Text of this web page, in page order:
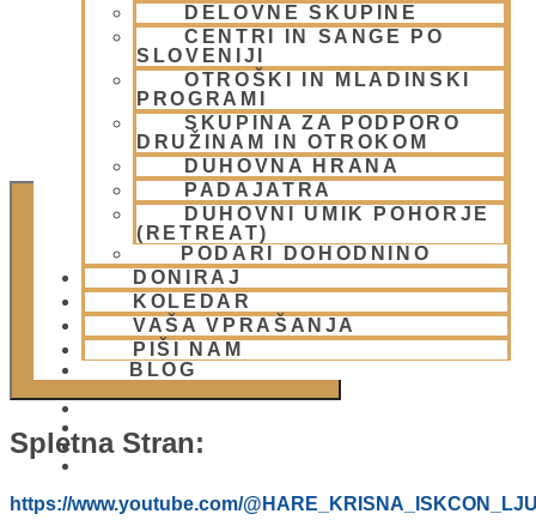
DELOVNE SKUPINE
CENTRI IN SANGE PO
SLOVENIJI
OTROŠKI IN MLADINSKI
PROGRAMI
SKUPINA ZA PODPORO
DRUŽINAM IN OTROKOM
DUHOVNA HRANA
PADAJATRA
DUHOVNI UMIK POHORJE
(RETREAT)
PODARI DOHODNINO
DONIRAJ
KOLEDAR
VAŠA VPRAŠANJA
PIŠI NAM
BLOG
Spletna Stran:
https://www.youtube.com/